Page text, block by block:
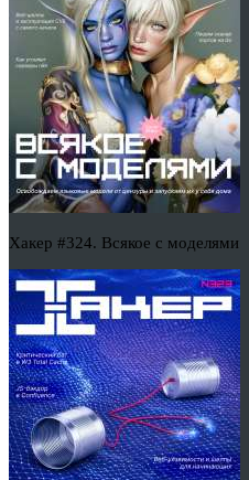
Хакер #324. Всякое с моделями